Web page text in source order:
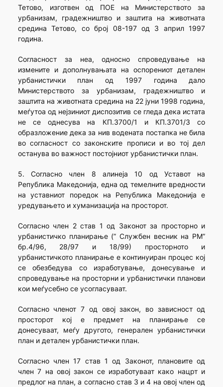
Тетово, изготвен од ПОЕ на Министерството за
урбанизам, градежништво и заштита на животната
средина Тетово, со број 08-197 од 3 април 1997
година.
Согласност за неа, односно спроведување на
измените и дополнувањата на оспорениот детален
урбанистички план од 1997 година дало
Министерството за урбанизам, градежништво и
заштита на животната средина на 22 јуни 1998 година,
меѓутоа од нејзиниот диспозитив се гледа дека истата
не се однесува на КП.3700/1 и КП.3701/3 со
образложение дека за нив водената постапка не била
во согласност со законските прописи и во тој дел
останува во важност постојниот урбанистички план.
5. Согласно член 8 алинеја 10 од Уставот на
Република Македонија, една од темелните вредности
на уставниот поредок на Република Македонија е
уредувањето и хуманизација на просторот.
Согласно член 2 став 1 од Законот за просторно и
урбанистичко планирање (” Службен весник на РМ”
бр.4/96, 28/97 и 18/99) просторното и
урбанистичкото планирање е континуиран процес кој
се обезбедува со изработување, донесување и
спроведување на просторни и урбанистички планови
кои меѓусебно се усогласуваат.
Согласно членот 7 од овој закон, во зависност од
просторот кој е предмет на планирање се
донесуваат, меѓу другото, генерален урбанистички
план и детален урбанистички план.
Согласно член 17 став 1 од Законот, плановите од
член 7 на овој закон се изработуваат како нацрт и
предлог на план, а согласно став 3 и 4 на овој член од